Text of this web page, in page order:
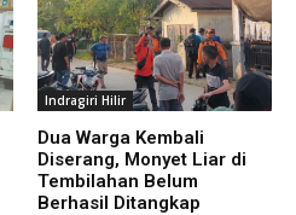
Indragiri Hilir
Dua Warga Kembali
Diserang, Monyet Liar di
Tembilahan Belum
Berhasil Ditangkap